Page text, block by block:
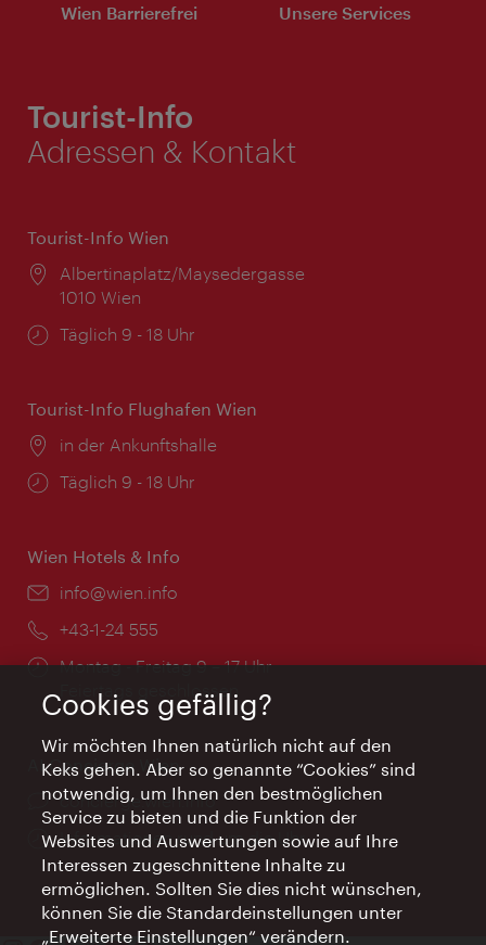
Wien Barrierefrei Unsere Services
Tourist-Info
Adressen & Kontakt
Tourist-Info Wien
Ort:
Albertinaplatz/Maysedergasse
1010 Wien
Öffnungszeiten:
Täglich 9 - 18 Uhr
Tourist-Info Flughafen Wien
Ort:
in der Ankunftshalle
Öffnungszeiten:
Täglich 9 - 18 Uhr
Wien Hotels & Info
Email:
info@wien.info
Telefon:
+43-1-24 555
Öffnungszeiten:
Montag - Freitag 9 – 17 Uhr
Feiertags geschlossen
AI Concierge Wien
Ort:
concierge.wien.info
Öffnungszeiten:
Informationen rund um die Uhr
Cookies gefällig?
Wir möchten Ihnen natürlich nicht auf den
Keks gehen. Aber so genannte “Cookies” sind
notwendig, um Ihnen den bestmöglichen
Service zu bieten und die Funktion der
Websites und Auswertungen sowie auf Ihre
Interessen zugeschnittene Inhalte zu
ermöglichen. Sollten Sie dies nicht wünschen,
können Sie die Standardeinstellungen unter
„Erweiterte Einstellungen“ verändern.